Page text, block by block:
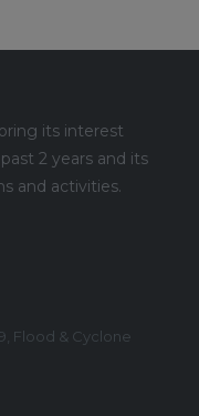
its interest
2 years and its
and activities.
Flood & Cyclone